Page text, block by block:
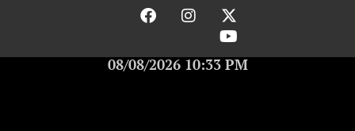
08/08/2026 10:33 PM